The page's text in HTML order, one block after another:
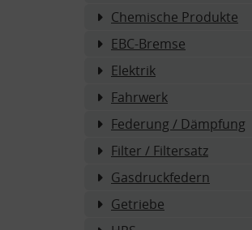
Chemische Produkte
EBC-Bremse
Elektrik
Fahrwerk
Federung / Dämpfung
Filter / Filtersatz
Gasdruckfedern
Getriebe